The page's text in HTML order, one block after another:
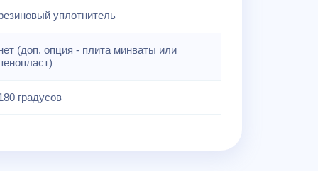
уплотнитель
(доп. опция - плита минваты или
градусов